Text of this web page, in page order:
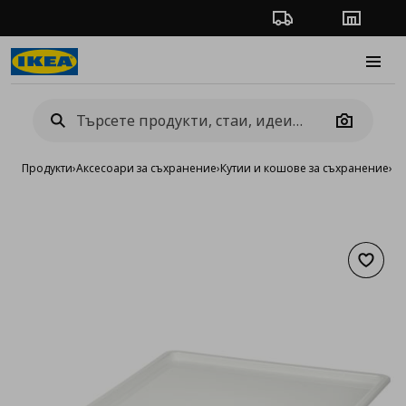
Проследяване на
Camera
Продукти›Аксесоари за съхранение›Кутии и кошове за съхранение›